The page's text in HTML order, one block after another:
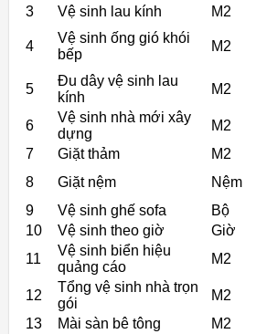
3
Vệ sinh lau kính M2
4
Vệ sinh ống gió khói
bếp
M2
5
Đu dây vệ sinh lau
kính
M2
6
Vệ sinh nhà mới xây
dựng
M2
7
Giặt thảm M2
8
Giặt nệm Nệm
9
Vệ sinh ghế sofa Bộ
10
Vệ sinh theo giờ Giờ
11
Vệ sinh biển hiệu
quảng cáo
M2
12
Tổng vệ sinh nhà trọn
gói
M2
13
Mài sàn bê tông M2